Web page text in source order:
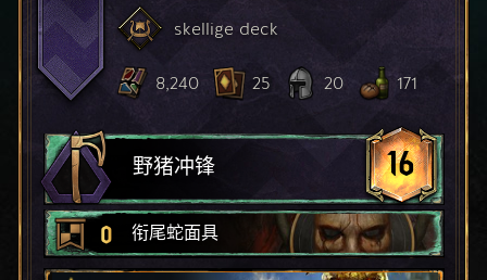
skellige deck
8,240 25 20 171
野猪冲锋 16
0 衔尾蛇面具